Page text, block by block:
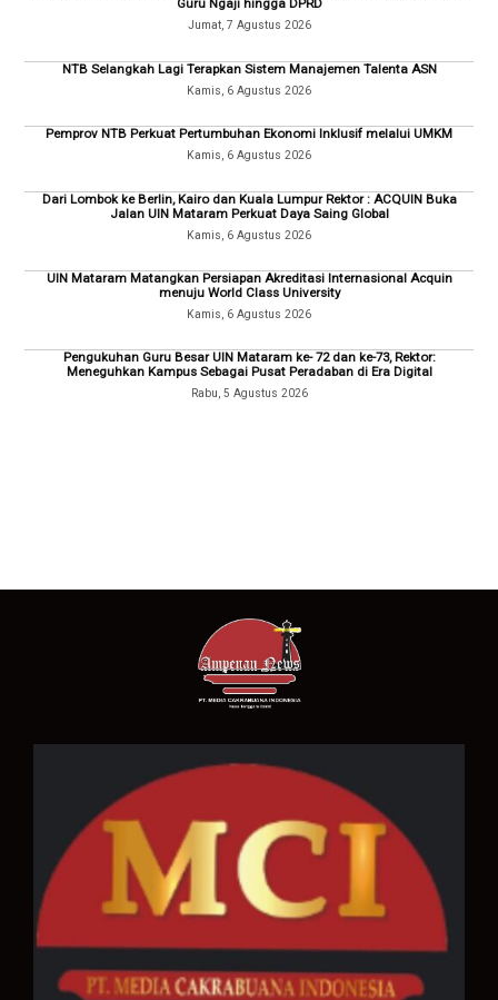
Guru Ngaji hingga DPRD
Jumat, 7 Agustus 2026
NTB Selangkah Lagi Terapkan Sistem Manajemen Talenta ASN
Kamis, 6 Agustus 2026
Pemprov NTB Perkuat Pertumbuhan Ekonomi Inklusif melalui UMKM
Kamis, 6 Agustus 2026
Dari Lombok ke Berlin, Kairo dan Kuala Lumpur Rektor : ACQUIN Buka
Jalan UIN Mataram Perkuat Daya Saing Global
Kamis, 6 Agustus 2026
UIN Mataram Matangkan Persiapan Akreditasi Internasional Acquin
menuju World Class University
Kamis, 6 Agustus 2026
Pengukuhan Guru Besar UIN Mataram ke- 72 dan ke-73, Rektor:
Meneguhkan Kampus Sebagai Pusat Peradaban di Era Digital
Rabu, 5 Agustus 2026